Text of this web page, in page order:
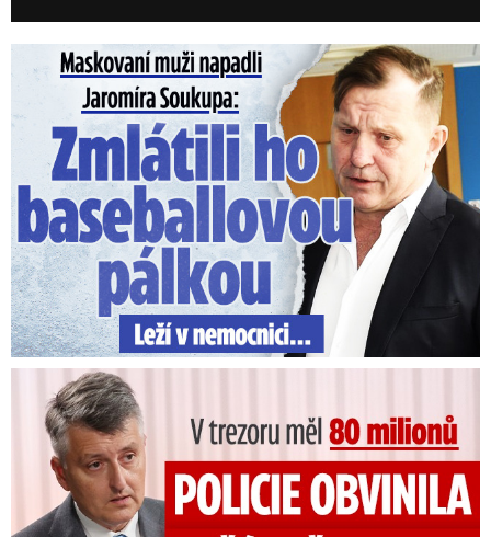
Maskovaní muži napadli Jaromíra Soukupa: Krvavá nakládačka
V trezoru měl 80 milionů: Policie obvinila exšéfa železnic!